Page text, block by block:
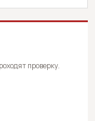
проверку.